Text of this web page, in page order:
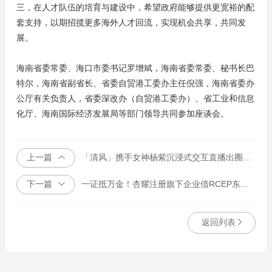
三，在人才队伍的培育与建设中，希望政府能够提供更宽裕的配
套支持，以期招揽更多海外人才回流，实现机会共享，共同发
展。
海南省委常委、海口市委书记罗增斌，海南省委常委、秘书长巴
特尔，海南省副省长、省委自贸港工委办主任倪强，海南省委办
公厅有关负责人，省委深改办（自贸港工委办）、省工业和信息
化厅、海南国际经济发展局等部门领导共同参加座谈会。
上一篇 「清风」携手女神杨紫沉浸式交互直播出圈，话题爆燃超10亿！
下一篇 一证抵万金！杏耀注册旗下企业借RCEP东风，拓展国际贸易新格局
返回列表